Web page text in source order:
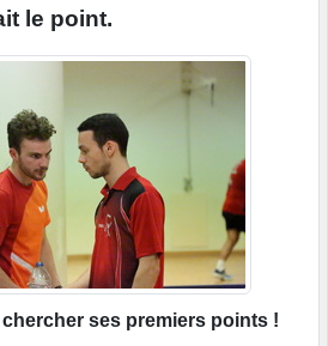
le point.
chercher ses premiers points !